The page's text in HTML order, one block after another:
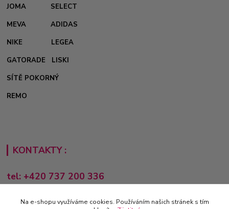
JOMA
SELECT
MEVA
ADIDAS
NIKE
LEGEA
GATORADE
LISKI
SÍTĚ POKORNÝ
REMO
KONTAKTY :
tel: +420 737 200 336
Pondělí-Pátek: 8 - 17 hodin
obchod@e-sporting.cz
Na e-shopu využíváme cookies. Používáním našich stránek s tím